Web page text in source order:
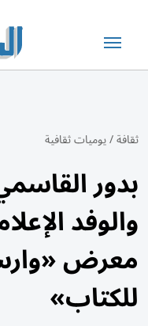
ثقافة/يوميات ثقافية
بدور
والوفد
معرض
للكتاب»